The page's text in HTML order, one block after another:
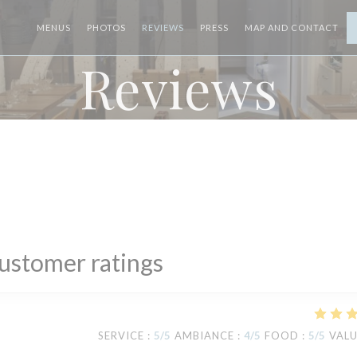
MENUS PHOTOS REVIEWS PRESS MAP AND CONTACT
Reviews
ratings
SERVICE : 5/5 AMBIANCE : 4/5 FOOD : 5/5